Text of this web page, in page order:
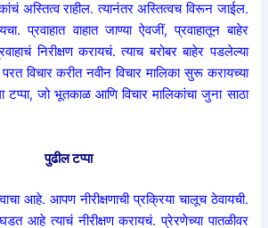
अस्तित्व राहील. त्यानंतर अस्तित्वच विरून जाईल.
प्रवाहात वाहात जाण्या ऐवजीं, प्रवाहातून बाहेर
निरीक्षण करायचं. त्याच बरोबर बाहेर पडलेल्या
परत विचार करीत नवीन विचार मालिका सुरू करायच्या
टप्पा, जो भूतकाळ आणि विचार मालिकांचा जुना साठा
पुढील टप्पा
आहे. आपण नीरीक्षणाची प्रक्रिया चालूच ठेवायची.
आहे त्याचं नीरीक्षण करायचं. प्रेरणेच्या पातळीवर